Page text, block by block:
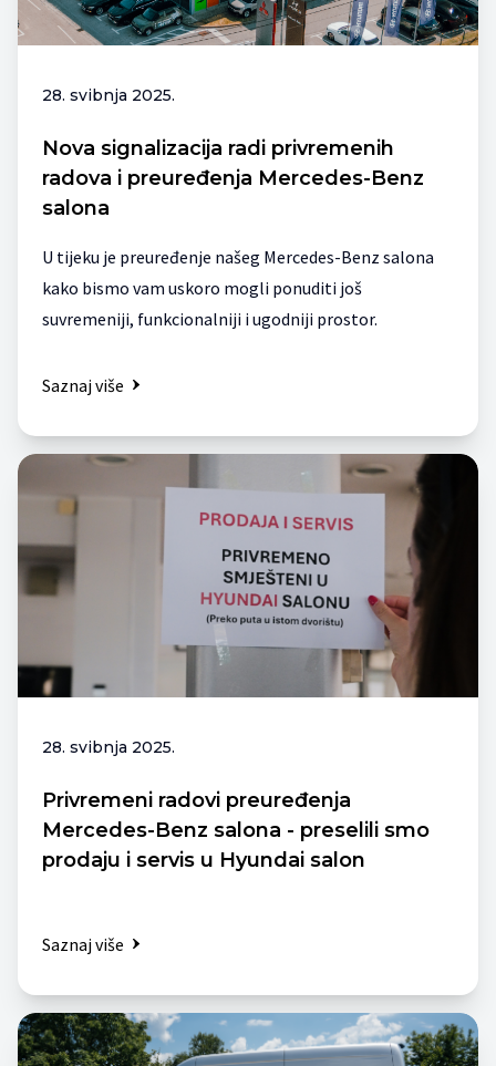
28. svibnja 2025.
Nova signalizacija radi privremenih
radova i preuređenja Mercedes-Benz
salona
U tijeku je preuređenje našeg Mercedes-Benz salona
kako bismo vam uskoro mogli ponuditi još
suvremeniji, funkcionalniji i ugodniji prostor.
Saznaj više
28. svibnja 2025.
Privremeni radovi preuređenja
Mercedes-Benz salona - preselili smo
prodaju i servis u Hyundai salon
Saznaj više